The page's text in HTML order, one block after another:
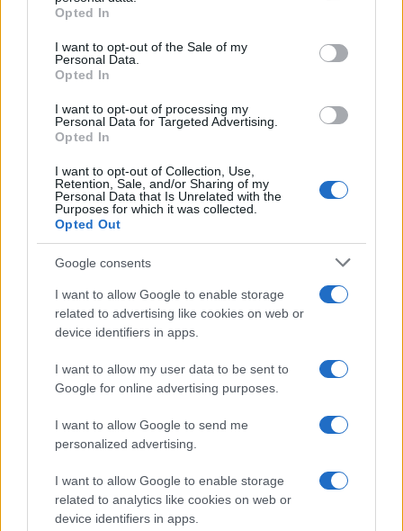
grant or deny consent to Google and its third-party tags to
use your data for below specified purposes in below Google
consent section.
Opted In
I want to opt-out of the Sale of my
Personal Data.
Opted In
I want to opt-out of processing my
Personal Data for Targeted Advertising.
Opted In
I want to opt-out of Collection, Use,
Retention, Sale, and/or Sharing of my
Personal Data that Is Unrelated with the
Purposes for which it was collected.
Opted Out
Google consents
I want to allow Google to enable storage
related to advertising like cookies on web or
device identifiers in apps.
I want to allow my user data to be sent to
Google for online advertising purposes.
I want to allow Google to send me
personalized advertising.
I want to allow Google to enable storage
related to analytics like cookies on web or
device identifiers in apps.
Cotización de Bitcoin hoy: análisis del mercado y tendencias
CRIPTOMONEDAS